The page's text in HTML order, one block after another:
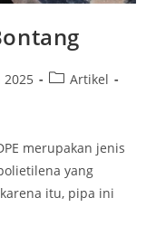
2025
Artikel
merupakan jenis
yang
itu, pipa ini